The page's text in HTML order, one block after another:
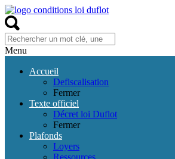
Menu
Accueil
Defiscalisation
Fermer
Texte officiel
Décret loi Duflot
Fermer
Plafonds
Loyers
Ressources